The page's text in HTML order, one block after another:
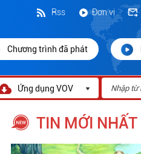
Đơn vị
Rss
Chương trình đã phát
Ứng dụng VOV
TIN MỚI NHẤT